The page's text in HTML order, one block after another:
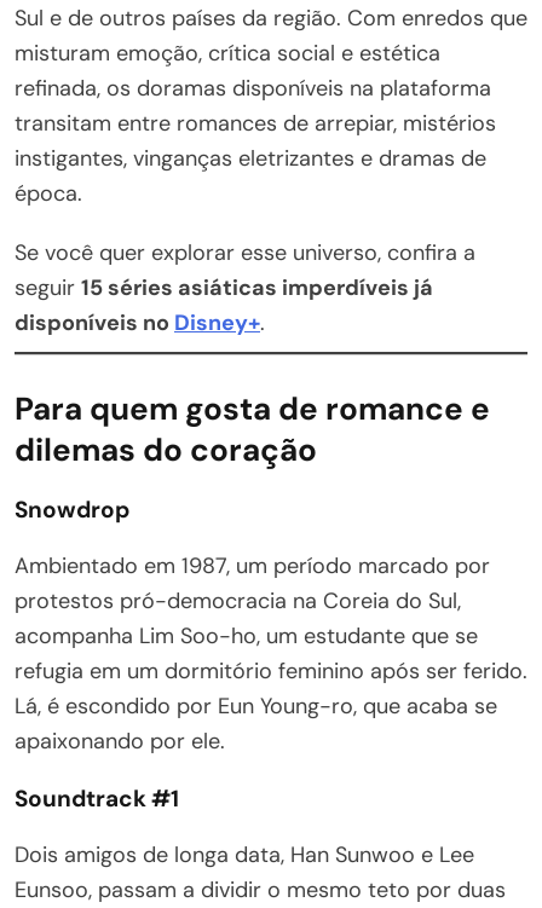
Sul e de outros países da região. Com enredos que
misturam emoção, crítica social e estética
refinada, os doramas disponíveis na plataforma
transitam entre romances de arrepiar, mistérios
instigantes, vinganças eletrizantes e dramas de
época.
Se você quer explorar esse universo, confira a
seguir 15 séries asiáticas imperdíveis já
disponíveis no Disney+.
Para quem gosta de romance e
dilemas do coração
Snowdrop
Ambientado em 1987, um período marcado por
protestos pró-democracia na Coreia do Sul,
acompanha Lim Soo-ho, um estudante que se
refugia em um dormitório feminino após ser ferido.
Lá, é escondido por Eun Young-ro, que acaba se
apaixonando por ele.
Soundtrack #1
Dois amigos de longa data, Han Sunwoo e Lee
Eunsoo, passam a dividir o mesmo teto por duas